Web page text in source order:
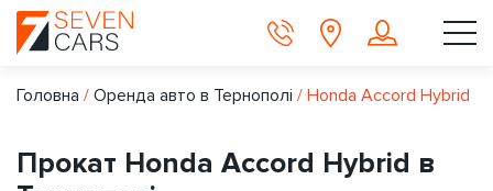
Головна / Оренда авто в Тернополі / Honda Accord Hybrid
Прокат Honda Accord Hybrid в